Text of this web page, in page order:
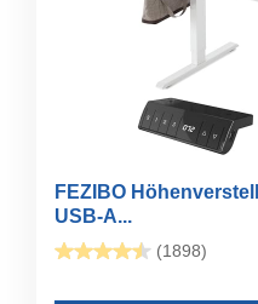
FEZIBO
USB-A...
(1898)